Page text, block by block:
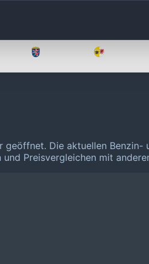
geöffnet. Die aktuellen Benzin-
Preisvergleichen mit